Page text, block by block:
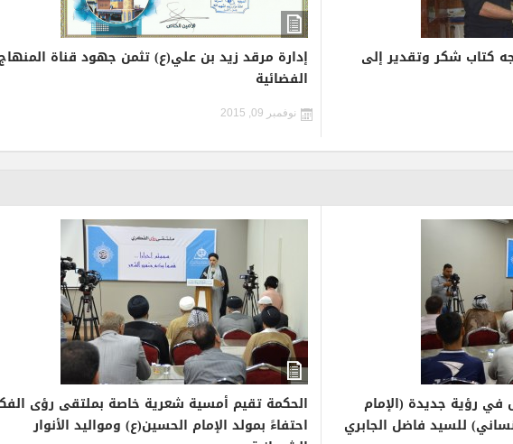
كتاب شكر وتقدير إلى
إدارة مرقد زيد بن علي(ع) تثمن جهود قناة
الفضائية
نوفمبر 09, 2015
في رؤية جديدة (الإمام
للسيد فاضل الجابري
الحكمة تقيم أمسية شعرية خاصة بملتقى رؤى
احتفاءً بمولد الإمام الحسين(ع) ومواليد الأنوار